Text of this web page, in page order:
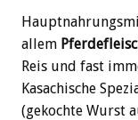
allem
Reis und fast
Kasachische
(gekochte Wurst